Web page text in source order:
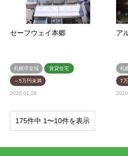
セーフウェイ本郷
札幌市全域 賃貸住宅
～5万円未満
2020.01.28
ア
札
7
175件中 1〜10件を表示